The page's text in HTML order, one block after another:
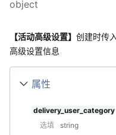
object
【活动高级设置】 创建时传
高级设置信息
属性
delivery_user_category
选填
string